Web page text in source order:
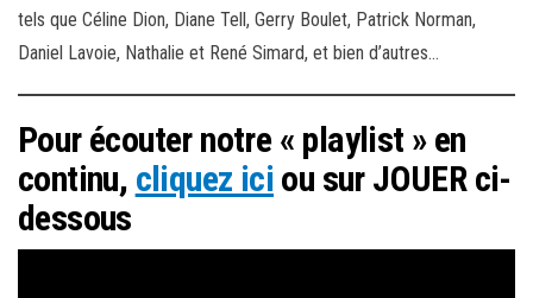
tels que Céline Dion, Diane Tell, Gerry Boulet, Patrick Norman,
Daniel Lavoie, Nathalie et René Simard, et bien d’autres…
Pour écouter notre « playlist » en
continu, cliquez ici ou sur JOUER ci-
dessous